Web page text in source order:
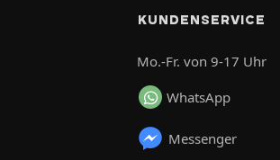
KUNDENSERVICE
Mo.-Fr. von 9-17 Uhr
WhatsApp
Messenger